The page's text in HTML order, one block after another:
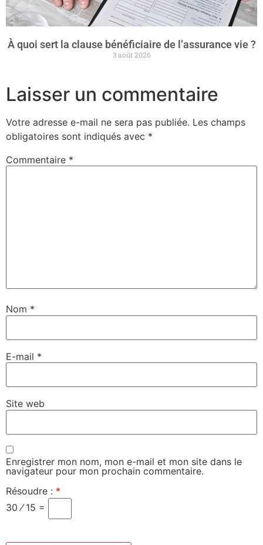
À quoi sert la clause bénéficiaire de l’assurance vie ?
3 août 2026
Laisser un commentaire
Votre adresse e-mail ne sera pas publiée. Les champs
obligatoires sont indiqués avec *
Commentaire *
Nom *
E-mail *
Site web
Enregistrer mon nom, mon e-mail et mon site dans le
navigateur pour mon prochain commentaire.
Résoudre : *
30 ⁄ 15 =